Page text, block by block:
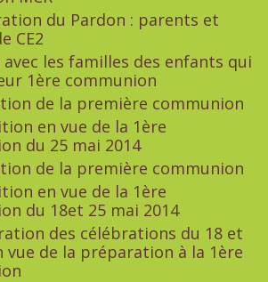
du Pardon : parents et
CE2
avec les familles des enfants qui
1ère communion
de la première communion
en vue de la 1ère
du 25 mai 2014
de la première communion
en vue de la 1ère
du 18et 25 mai 2014
des célébrations du 18 et
vue de la préparation à la 1ère